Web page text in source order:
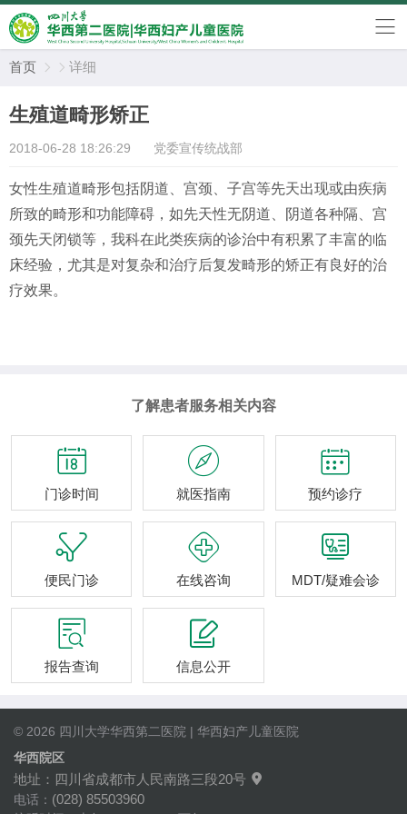
首页   详细
生殖道畸形矫正
2018-06-28 18:26:29 党委宣传统战部
女性生殖道畸形包括阴道、宫颈、子宫等先天出现或由疾病
所致的畸形和功能障碍，如先天性无阴道、阴道各种隔、宫
颈先天闭锁等，我科在此类疾病的诊治中有积累了丰富的临
床经验，尤其是对复杂和治疗后复发畸形的矫正有良好的治
疗效果。
了解患者服务相关内容

门诊时间

就医指南

预约诊疗

便民门诊

在线咨询

MDT/疑难会诊

报告查询

信息公开
© 2026 四川大学华西第二医院 | 华西妇产儿童医院
华西院区
地址：四川省成都市人民南路三段20号 
电话： (028) 85503960